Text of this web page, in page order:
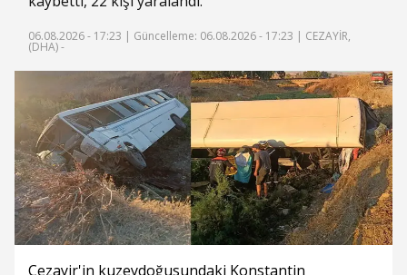
06.08.2026 - 17:23 | Güncelleme: 06.08.2026 - 17:23 | CEZAYİR,
(DHA) -
Cezayir'in kuzeydoğusundaki Konstantin